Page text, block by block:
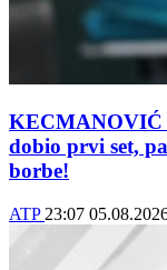
KECMANOVIĆ
dobio prvi set,
borbe!
ATP 23:07